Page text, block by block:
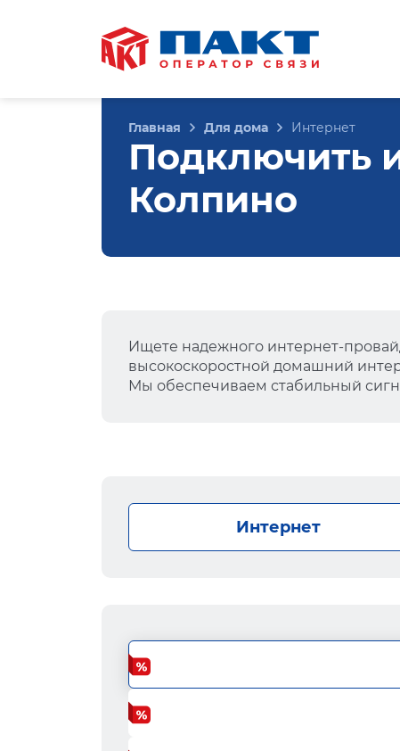
Главная Для дома Интернет
Подключить
Колпино
Ищете надежного интернет-
высокоскоростной домашний
Мы обеспечиваем стабильный
Интернет